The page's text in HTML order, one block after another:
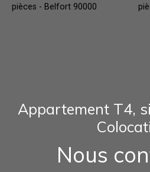
Appartement T4,
Nous